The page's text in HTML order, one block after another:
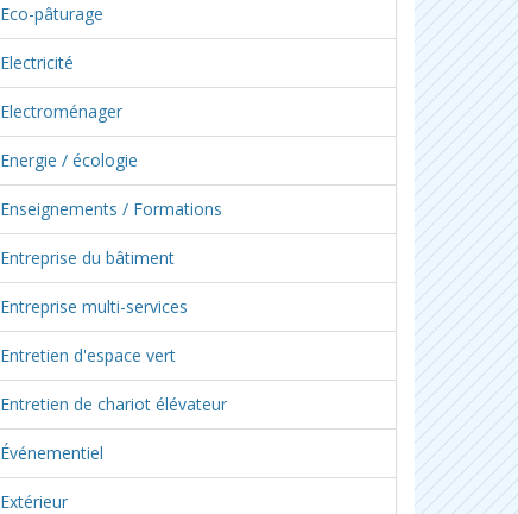
Eco-pâturage
Electricité
Electroménager
Energie / écologie
Enseignements / Formations
Entreprise du bâtiment
Entreprise multi-services
Entretien d'espace vert
Entretien de chariot élévateur
Événementiel
Extérieur